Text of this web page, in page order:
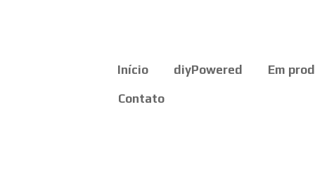
Início diyPowered Em
Contato